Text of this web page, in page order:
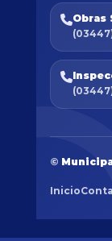
Obras
©
Inicio